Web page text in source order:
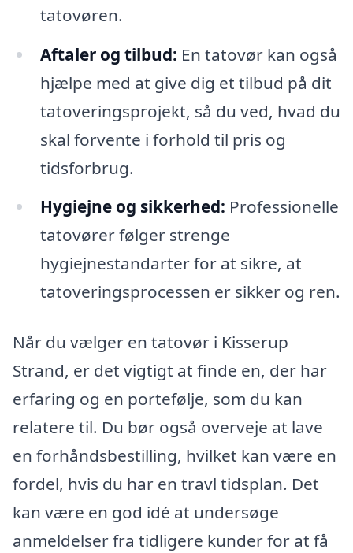
tatovøren.
Aftaler og tilbud: En tatovør kan også
hjælpe med at give dig et tilbud på dit
tatoveringsprojekt, så du ved, hvad du
skal forvente i forhold til pris og
tidsforbrug.
Hygiejne og sikkerhed: Professionelle
tatovører følger strenge
hygiejnestandarter for at sikre, at
tatoveringsprocessen er sikker og ren.
Når du vælger en tatovør i Kisserup
Strand, er det vigtigt at finde en, der har
erfaring og en portefølje, som du kan
relatere til. Du bør også overveje at lave
en forhåndsbestilling, hvilket kan være en
fordel, hvis du har en travl tidsplan. Det
kan være en god idé at undersøge
anmeldelser fra tidligere kunder for at få